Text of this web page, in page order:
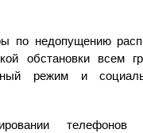
по недопущению
обстановки всем
режим и
телефонов